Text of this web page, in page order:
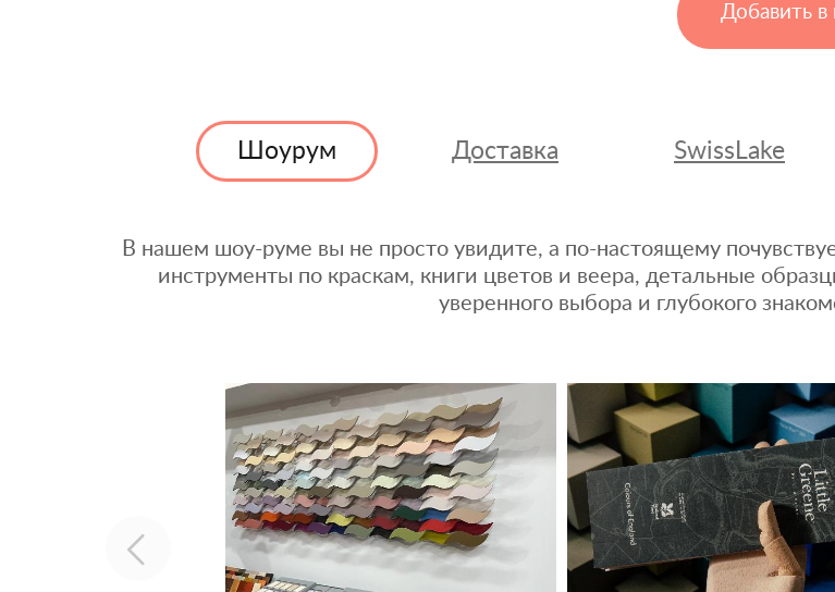
Добавить в
Шоурум Доставка SwissLake
В нашем шоу-руме вы не просто увидите, а по-настоящему
инструменты по краскам, книги цветов и веера, детальные
уверенного выбора и глубокого